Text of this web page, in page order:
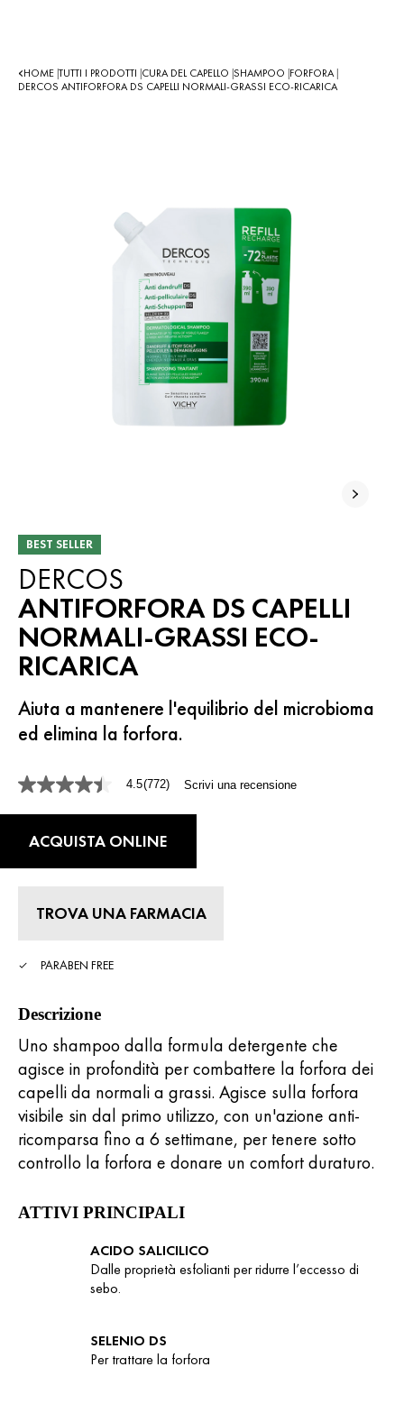
HOME TUTTI I PRODOTTI CURA DEL CAPELLO SHAMPOO FORFORA
DERCOS ANTIFORFORA DS CAPELLI NORMALI-GRASSI ECO-RICARICA
BEST SELLER
DERCOS
ANTIFORFORA DS CAPELLI
NORMALI-GRASSI ECO-
RICARICA
Aiuta a mantenere l'equilibrio del microbioma
ed elimina la forfora.
4.5
su
medio.
Read
Stesso
pagina.
4.5(772) Scrivi una recensione
ACQUISTA ONLINE
TROVA UNA FARMACIA
PARABEN FREE
Descrizione
Uno shampoo dalla formula detergente che
agisce in profondità per combattere la forfora dei
capelli da normali a grassi. Agisce sulla forfora
visibile sin dal primo utilizzo, con un'azione anti-
ricomparsa fino a 6 settimane, per tenere sotto
controllo la forfora e donare un comfort duraturo.
ATTIVI PRINCIPALI
ACIDO SALICILICO
Dalle proprietà esfolianti per ridurre l’eccesso di
sebo.
SELENIO DS
Per trattare la forfora